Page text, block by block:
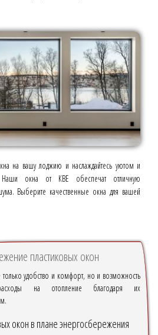
на вашу лоджию и наслаждайтесь уютом и
окна от КВЕ обеспечат отличную
Выберите качественные окна для вашей
пластиковых окон
только удобство и комфорт, но и возможность
расходы на отопление благодаря их
окон в плане энергосбережения